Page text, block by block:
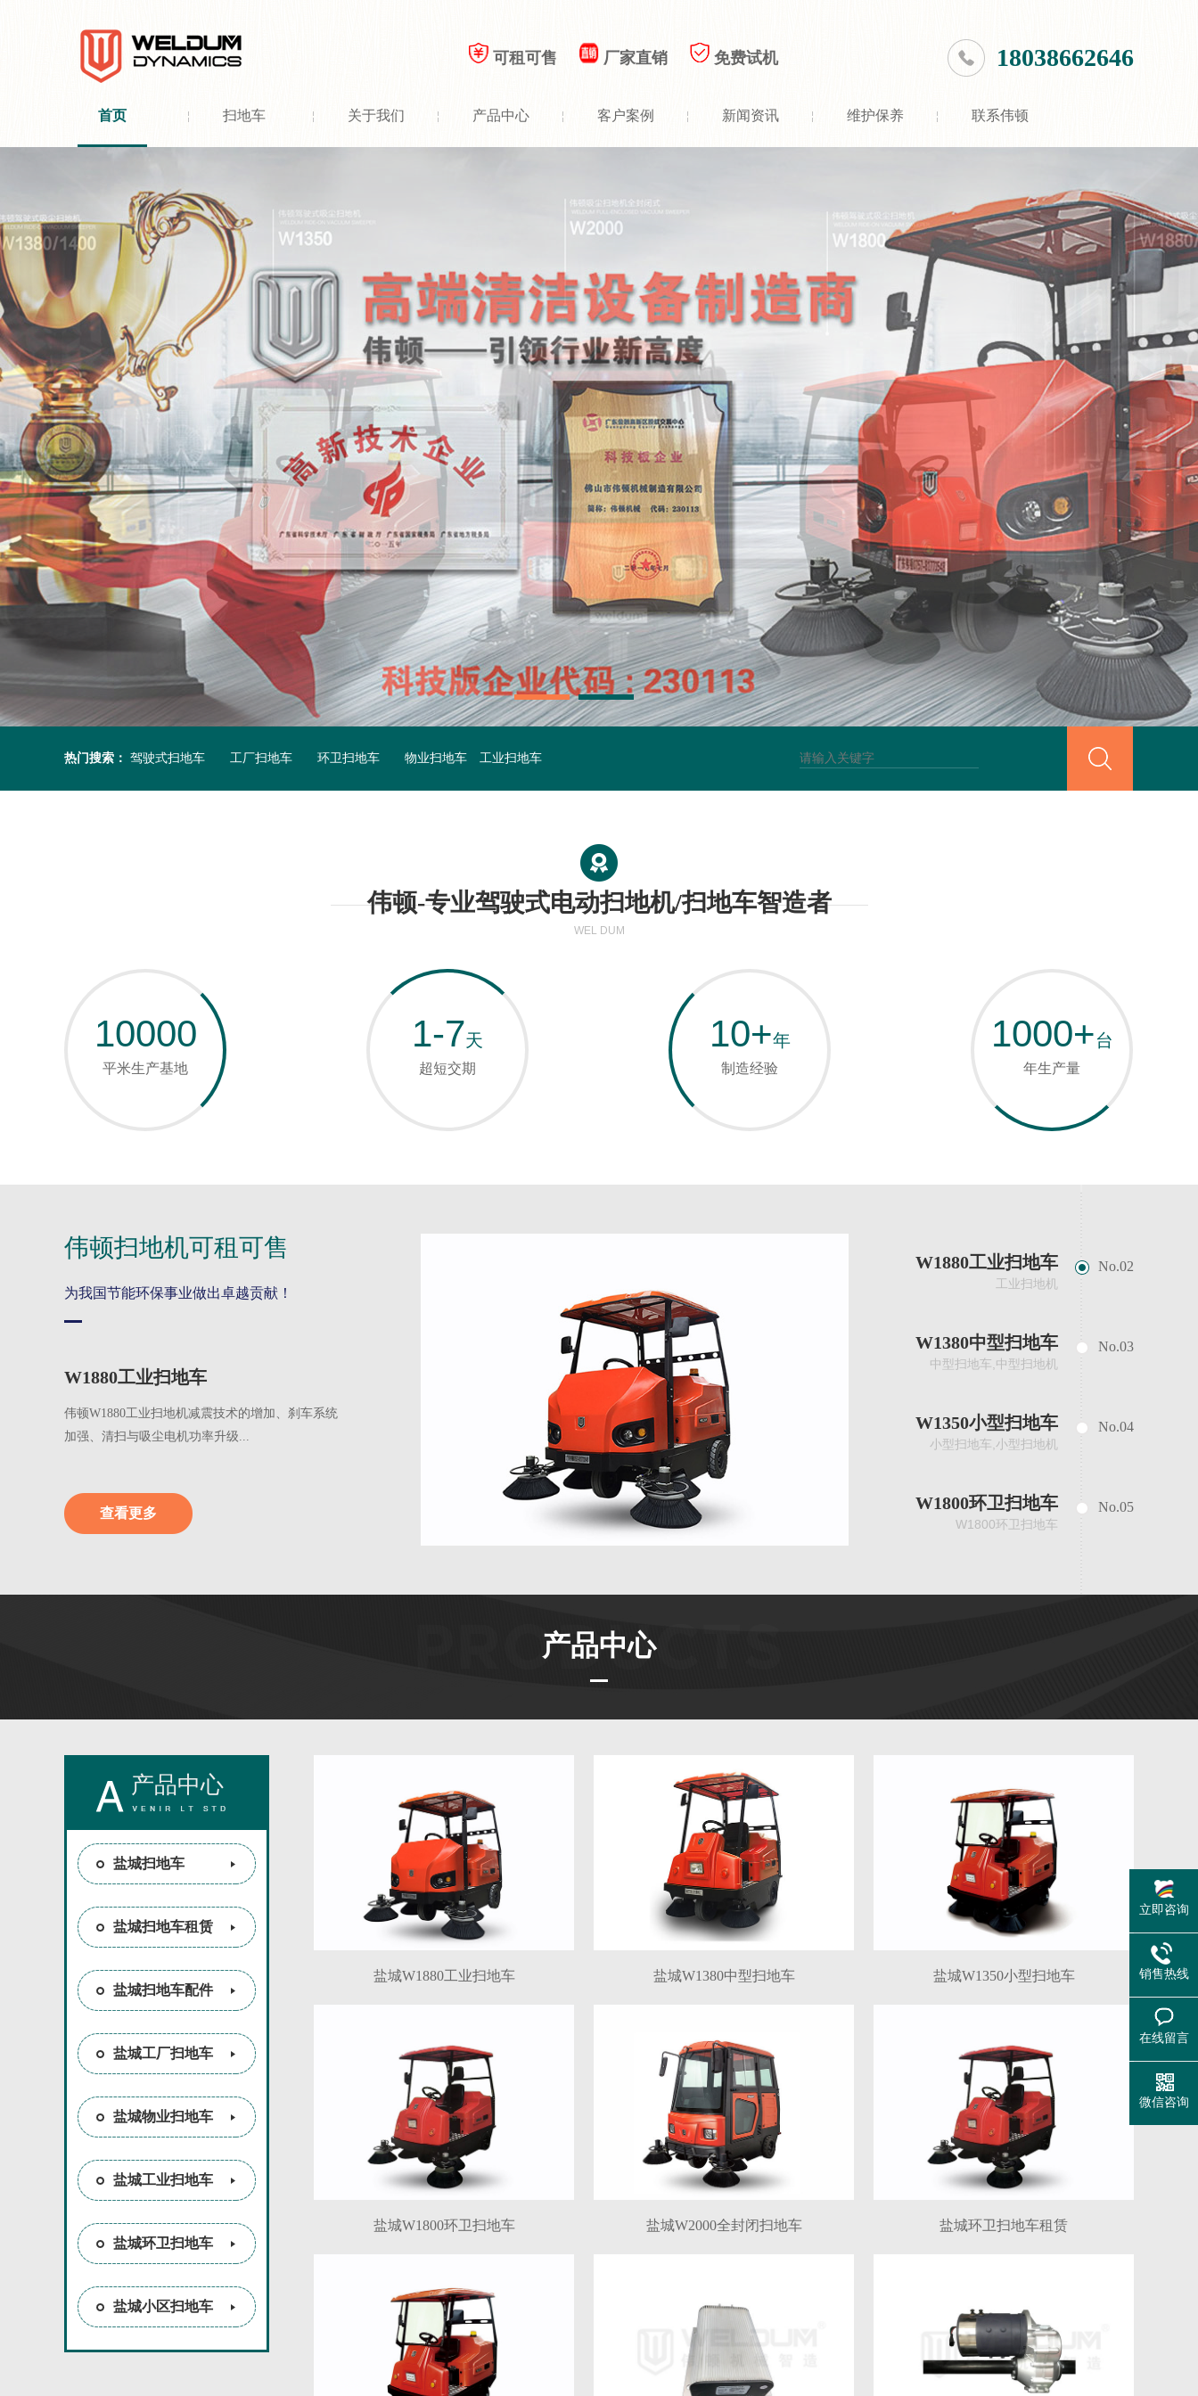
可租可售 厂家直销 免费试机 18038662646
首页 扫地车 关于我们 产品中心 客户案例 新闻资讯 维护保养 联系伟顿
热门搜索： 驾驶式扫地车 工厂扫地车 环卫扫地车 物业扫地车 工业扫地车
伟顿-专业驾驶式电动扫地机/扫地车智造者
WEL DUM
10000
平米生产基地
1-7天
超短交期
10+年
制造经验
1000+台
年生产量
伟顿扫地机可租可售
为我国节能环保事业做出卓越贡献！
W1880工业扫地车
伟顿W1880工业扫地机减震技术的增加、刹车系统
加强、清扫与吸尘电机功率升级...
查看更多
W1880工业扫地车
工业扫地机
No.02
W1380中型扫地车
中型扫地车,中型扫地机
No.03
W1350小型扫地车
小型扫地车,小型扫地机
No.04
W1800环卫扫地车
W1800环卫扫地车
No.05
产品中心
产品中心
盐城扫地车
盐城扫地车租赁
盐城扫地车配件
盐城工厂扫地车
盐城物业扫地车
盐城工业扫地车
盐城环卫扫地车
盐城小区扫地车
盐城W1880工业扫地车 盐城W1380中型扫地车 盐城W1350小型扫地车
盐城W1800环卫扫地车 盐城W2000全封闭扫地车 盐城环卫扫地车租赁
立即咨询
销售热线
在线留言
微信咨询